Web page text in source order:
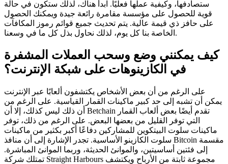
ستصادفها، وكيفية عملها فعليًا. ابدأ هناك، لذلك ستكون في حالة
قوية للحصول على مؤسسة مقامرة رائعة جيدة ويمكنك الحصول
على حافز ذي قيمة عالية. يتم تحديث جميع قوائم رموز المكافآت
الخاصة بنا كل يوم، لذلك نحاول بذل كل ما في وسعنا.
كيف يمكنني وضع وسحب العملات المشفرة
في الكازينوهات على شبكة الإنترنت؟
على الرغم من أن بعض الأشخاص يكتشفون ألعابًا عبر الإنترنت
يمكن أن تشبه إلى حد كبير ماكينات القمار القياسية. على الرغم من
أن ذلك ليس كذلك، إلا أن Betchain تقدم أيضًا بعض ألعاب القمار
التي توفر القليل من بعضها البعض. على الرغم من ذلك، توفر
ماكينات سلوت البيتكوين للمشاركين دفاعًا أكبر بكثير من ماكينات
سلوت الكازينو الأساسية. تجدر الإشارة إلى أن منافذ Bitcoin مقسمة
إلى فئتين أساسيتين، والموانئ الحديثة، وربما الموانئ المباشرة.
تمتلك شركة Straight Harbours مجموعة ثابتة من الأرباح ويكتشف